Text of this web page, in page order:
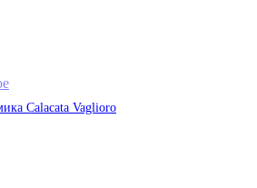
Calacata Vaglioro